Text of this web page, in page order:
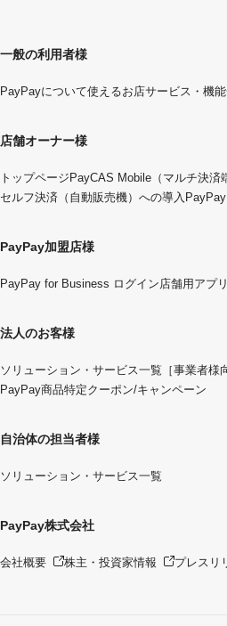
一般の利用者様
PayPayについて使えるお店サービス・機
店舗オーナー様
トップページ PayCAS Mobile（マルチ決済
セルフ決済（自動販売機）への導入
PayPay加盟店様
PayPay for Business ログイン 店舗用アプ
法人のお客様
ソリューション・サービス一覧 ［事業者
PayPay商品特定クーポン/キャンペーン
自治体の担当者様
ソリューション・サービス一覧
PayPay株式会社
会社概要 株主・投資家情報 プレスリ